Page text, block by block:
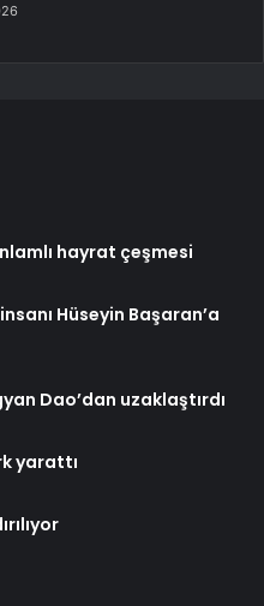
hayrat çeşmesi
Hüseyin Başaran’a
Dao’dan uzaklaştırdı
yarattı